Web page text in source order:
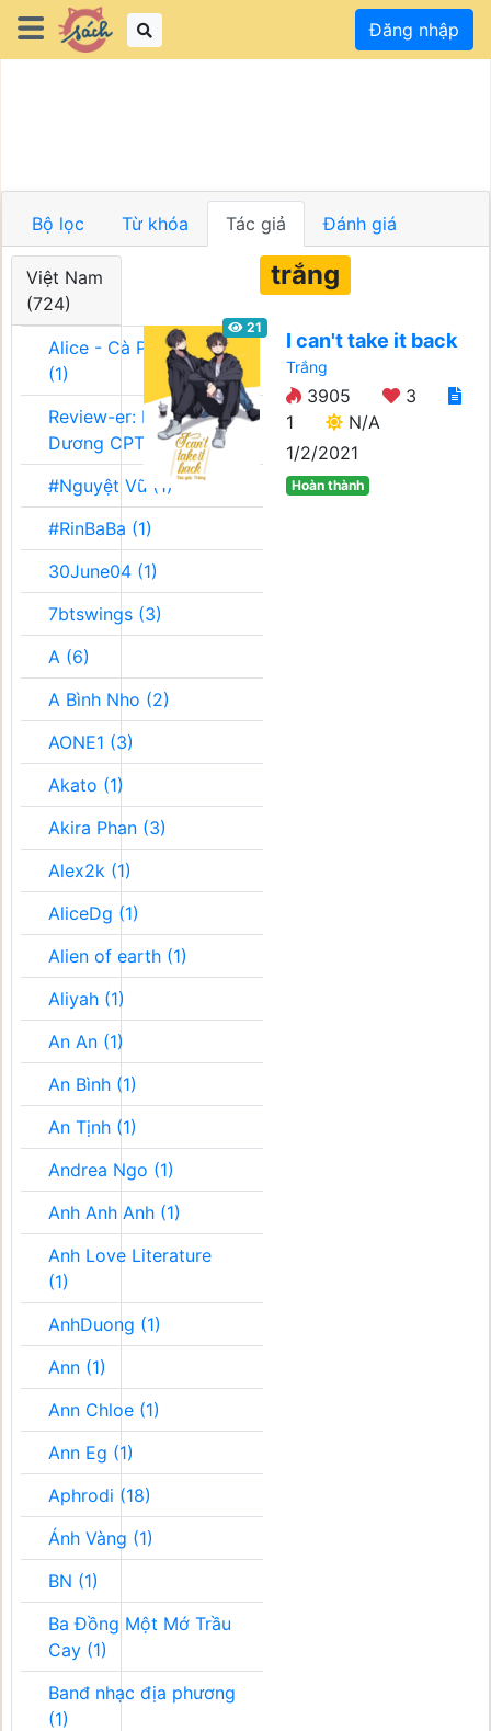
Đăng nhập
Bộ lọc Từ khóa Tác giả Đánh giá
Việt Nam
(724)
Alice - Cà Phê Team
(1)
Review-er: Dương
Dương CPT (1)
#Nguyệt Vũ (1)
#RinBaBa (1)
30June04 (1)
7btswings (3)
A (6)
A Bình Nho (2)
AONE1 (3)
Akato (1)
Akira Phan (3)
Alex2k (1)
AliceDg (1)
Alien of earth (1)
Aliyah (1)
An An (1)
An Bình (1)
An Tịnh (1)
Andrea Ngo (1)
Anh Anh Anh (1)
Anh Love Literature
(1)
AnhDuong (1)
Ann (1)
Ann Chloe (1)
Ann Eg (1)
Aphrodi (18)
Ánh Vàng (1)
BN (1)
Ba Đồng Một Mớ Trầu
Cay (1)
Banđ nhạc địa phương
(1)
trắng
21
I can't take it back
Trắng
3905
3
1
N/A
1/2/2021
Hoàn thành